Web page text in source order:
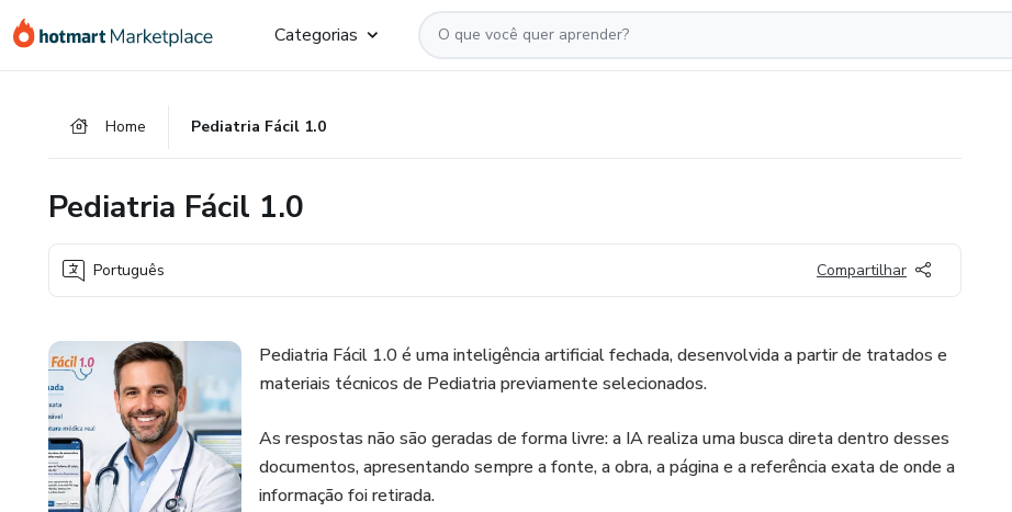
para
para
para
Categorias
Home Pediatria Fácil 1.0
Pediatria Fácil 1.0
Português Compartilhar
Pediatria Fácil 1.0 é uma inteligência artificial fechada, desenvolvida a partir de tratados e
materiais técnicos de Pediatria previamente selecionados.
As respostas não são geradas de forma livre: a IA realiza uma busca direta dentro desses
documentos, apresentando sempre a fonte, a obra, a página e a referência exata de onde a
informação foi retirada.